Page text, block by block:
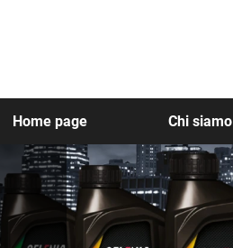
Home page Chi siamo